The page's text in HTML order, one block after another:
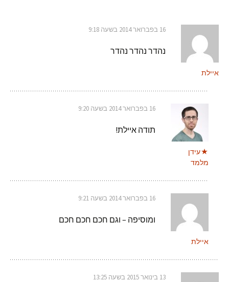
איילת
16 בפברואר 2014 בשעה 9:18
נהדר נהדר נהדר
עידן
מלמד
16 בפברואר 2014 בשעה 9:20
תודה איילת!
איילת
16 בפברואר 2014 בשעה 9:21
ומוסיפה – וגם חכם חכם חכם
13 בינואר 2015 בשעה 13:25